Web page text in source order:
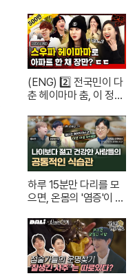
(ENG) 2️⃣ 전국민이 다
춘 헤이마마 춤, 이 정도
트 한 채는 마련하셨겠
지? (순수한 궁금증) /
[문명특급 EP.222-2]
하루 15분만 다리를 모
으면, 온몸의 '염증'이 사
재걸 X 줄리안 X 이주호
기자 [백년의 아침 1화 F
ULL]